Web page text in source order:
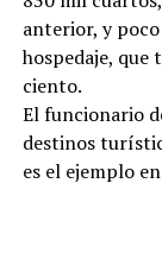
anterior, y
hospedaje,
ciento.
El funcionario
destinos
es el ejemplo